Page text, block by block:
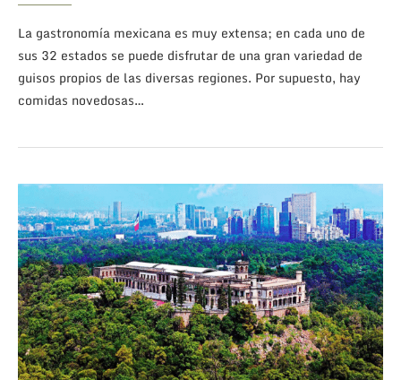
La gastronomía mexicana es muy extensa; en cada uno de
sus 32 estados se puede disfrutar de una gran variedad de
guisos propios de las diversas regiones. Por supuesto, hay
comidas novedosas…